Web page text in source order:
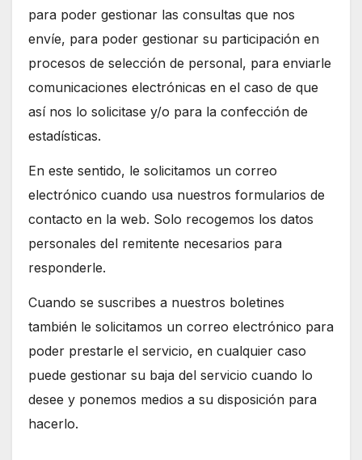
para poder gestionar las consultas que nos
envíe, para poder gestionar su participación en
procesos de selección de personal, para enviarle
comunicaciones electrónicas en el caso de que
así nos lo solicitase y/o para la confección de
estadísticas.
En este sentido, le solicitamos un correo
electrónico cuando usa nuestros formularios de
contacto en la web. Solo recogemos los datos
personales del remitente necesarios para
responderle.
Cuando se suscribes a nuestros boletines
también le solicitamos un correo electrónico para
poder prestarle el servicio, en cualquier caso
puede gestionar su baja del servicio cuando lo
desee y ponemos medios a su disposición para
hacerlo.